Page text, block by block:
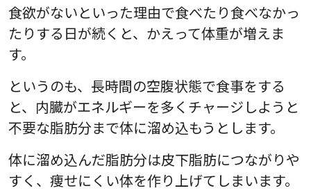
食欲がないといった理由で食べたり食べなかっ
たりする日が続くと、かえって体重が増えま
す。
というのも、長時間の空腹状態で食事をする
と、内臓がエネルギーを多くチャージしようと
不要な脂肪分まで体に溜め込もうとします。
体に溜め込んだ脂肪分は皮下脂肪につながりや
すく、痩せにくい体を作り上げてしまいます。